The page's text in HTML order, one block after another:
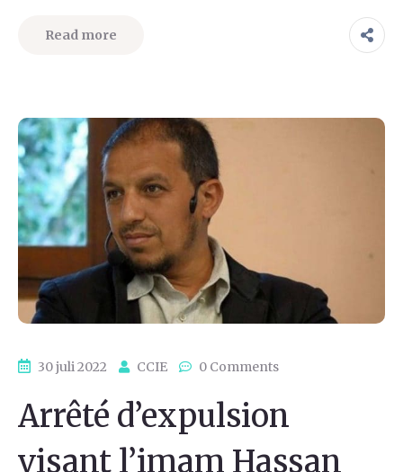
Read more
30 juli 2022 CCIE 0 Comments
Arrêté d’expulsion
visant l’imam Hassan